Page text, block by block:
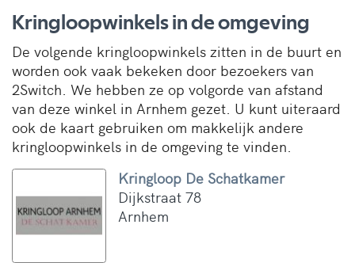
Kringloopwinkels in de omgeving
De volgende kringloopwinkels zitten in de buurt en
worden ook vaak bekeken door bezoekers van
2Switch. We hebben ze op volgorde van afstand
van deze winkel in Arnhem gezet. U kunt uiteraard
ook de kaart gebruiken om makkelijk andere
kringloopwinkels in de omgeving te vinden.
Kringloop De Schatkamer
Dijkstraat 78
Arnhem